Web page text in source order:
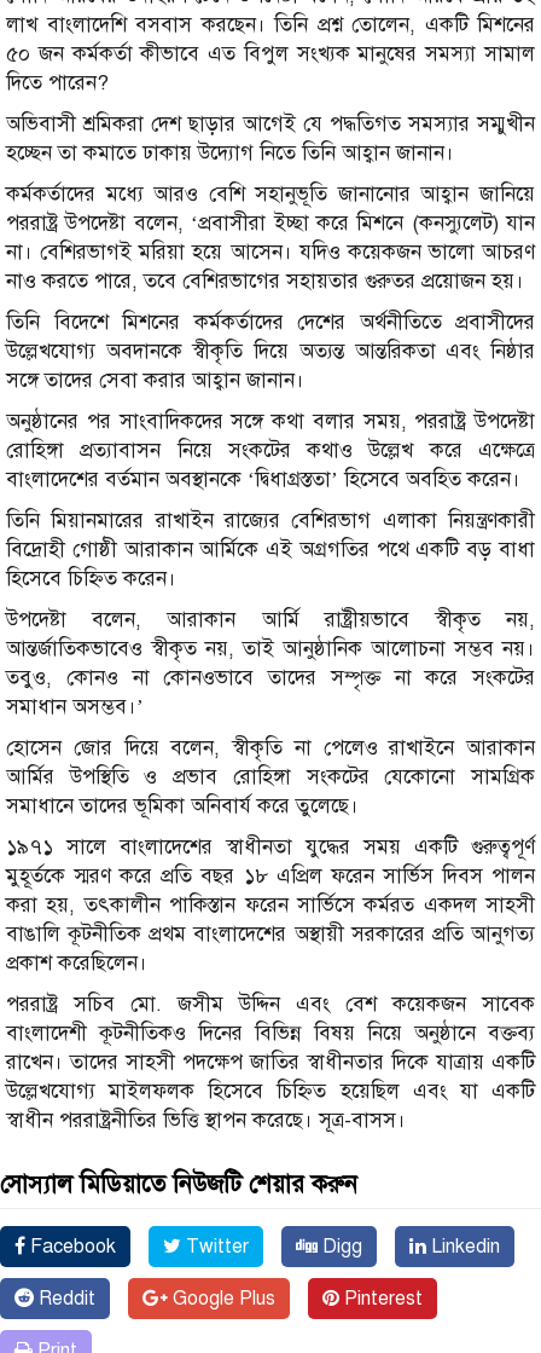
লাখ বাংলাদেশি বসবাস করছেন। তিনি প্রশ্ন তোলেন, একটি মিশনের
৫০ জন কর্মকর্তা কীভাবে এত বিপুল সংখ্যক মানুষের সমস্যা সামাল
দিতে পারেন?
অভিবাসী শ্রমিকরা দেশ ছাড়ার আগেই যে পদ্ধতিগত সমস্যার সম্মুখীন
হচ্ছেন তা কমাতে ঢাকায় উদ্যোগ নিতে তিনি আহ্বান জানান।
কর্মকর্তাদের মধ্যে আরও বেশি সহানুভূতি জানানোর আহ্বান জানিয়ে
পররাষ্ট্র উপদেষ্টা বলেন, ‘প্রবাসীরা ইচ্ছা করে মিশনে (কনস্যুলেট) যান
না। বেশিরভাগই মরিয়া হয়ে আসেন। যদিও কয়েকজন ভালো আচরণ
নাও করতে পারে, তবে বেশিরভাগের সহায়তার গুরুতর প্রয়োজন হয়।
তিনি বিদেশে মিশনের কর্মকর্তাদের দেশের অর্থনীতিতে প্রবাসীদের
উল্লেখযোগ্য অবদানকে স্বীকৃতি দিয়ে অত্যন্ত আন্তরিকতা এবং নিষ্ঠার
সঙ্গে তাদের সেবা করার আহ্বান জানান।
অনুষ্ঠানের পর সাংবাদিকদের সঙ্গে কথা বলার সময়, পররাষ্ট্র উপদেষ্টা
রোহিঙ্গা প্রত্যাবাসন নিয়ে সংকটের কথাও উল্লেখ করে এক্ষেত্রে
বাংলাদেশের বর্তমান অবস্থানকে ‘দ্বিধাগ্রস্ততা’ হিসেবে অবহিত করেন।
তিনি মিয়ানমারের রাখাইন রাজ্যের বেশিরভাগ এলাকা নিয়ন্ত্রণকারী
বিদ্রোহী গোষ্ঠী আরাকান আর্মিকে এই অগ্রগতির পথে একটি বড় বাধা
হিসেবে চিহ্নিত করেন।
উপদেষ্টা বলেন, আরাকান আর্মি রাষ্ট্রীয়ভাবে স্বীকৃত নয়,
আন্তর্জাতিকভাবেও স্বীকৃত নয়, তাই আনুষ্ঠানিক আলোচনা সম্ভব নয়।
তবুও, কোনও না কোনওভাবে তাদের সম্পৃক্ত না করে সংকটের
সমাধান অসম্ভব।’
হোসেন জোর দিয়ে বলেন, স্বীকৃতি না পেলেও রাখাইনে আরাকান
আর্মির উপস্থিতি ও প্রভাব রোহিঙ্গা সংকটের যেকোনো সামগ্রিক
সমাধানে তাদের ভূমিকা অনিবার্য করে তুলেছে।
১৯৭১ সালে বাংলাদেশের স্বাধীনতা যুদ্ধের সময় একটি গুরুত্বপূর্ণ
মুহূর্তকে স্মরণ করে প্রতি বছর ১৮ এপ্রিল ফরেন সার্ভিস দিবস পালন
করা হয়, তৎকালীন পাকিস্তান ফরেন সার্ভিসে কর্মরত একদল সাহসী
বাঙালি কূটনীতিক প্রথম বাংলাদেশের অস্থায়ী সরকারের প্রতি আনুগত্য
প্রকাশ করেছিলেন।
পররাষ্ট্র সচিব মো. জসীম উদ্দিন এবং বেশ কয়েকজন সাবেক
বাংলাদেশী কূটনীতিকও দিনের বিভিন্ন বিষয় নিয়ে অনুষ্ঠানে বক্তব্য
রাখেন। তাদের সাহসী পদক্ষেপ জাতির স্বাধীনতার দিকে যাত্রায় একটি
উল্লেখযোগ্য মাইলফলক হিসেবে চিহ্নিত হয়েছিল এবং যা একটি
স্বাধীন পররাষ্ট্রনীতির ভিত্তি স্থাপন করেছে। সূত্র-বাসস।
সোস্যাল মিডিয়াতে নিউজটি শেয়ার করুন
Facebook Twitter Digg Linkedin
Reddit Google Plus Pinterest